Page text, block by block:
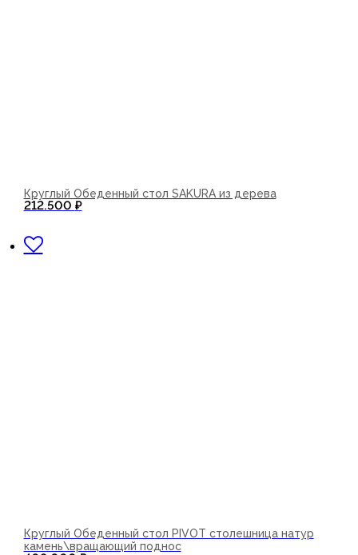
Круглый Обеденный стол SAKURA из дерева
212.500 ₽
Круглый Обеденный стол PIVOT столешница натур
камень\вращающий поднос